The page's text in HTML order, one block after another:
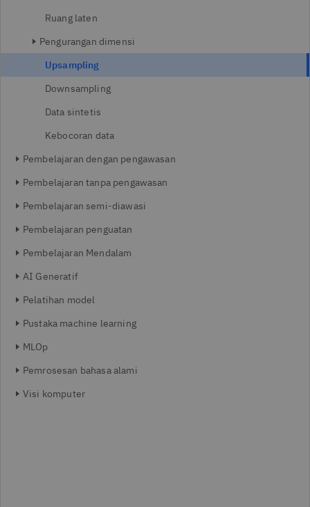
Ruang laten
Pengurangan dimensi
Upsampling
Downsampling
Data sintetis
Kebocoran data
Pembelajaran dengan pengawasan
Pembelajaran tanpa pengawasan
Pembelajaran semi-diawasi
Pembelajaran penguatan
Pembelajaran Mendalam
AI Generatif
Pelatihan model
Pustaka machine learning
MLOp
Pemrosesan bahasa alami
Visi komputer